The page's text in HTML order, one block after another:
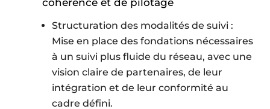
Structuration des modalités de suivi :
Mise en place des fondations nécessaires
à un suivi plus fluide du réseau, avec une
vision claire de partenaires, de leur
intégration et de leur conformité au
cadre défini.